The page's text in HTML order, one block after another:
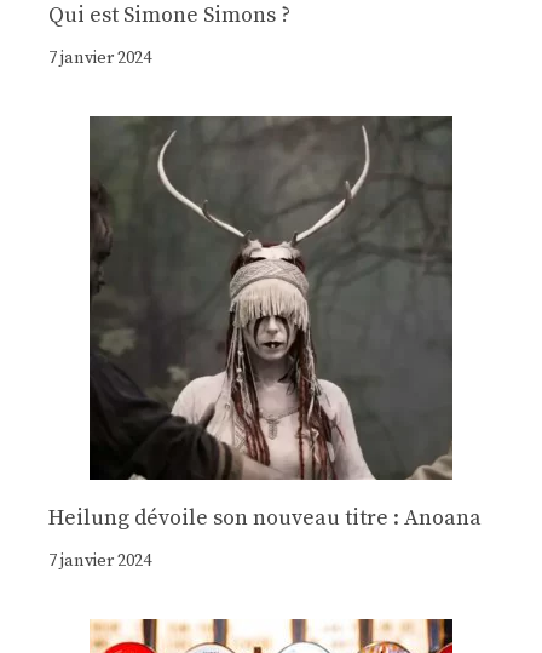
Qui est Simone Simons ?
7 janvier 2024
Heilung dévoile son nouveau titre : Anoana
7 janvier 2024